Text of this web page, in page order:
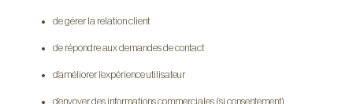
de gérer la relation client
de répondre aux demandes de contact
d’améliorer l’expérience utilisateur
d’envoyer des informations commerciales (si consentement)